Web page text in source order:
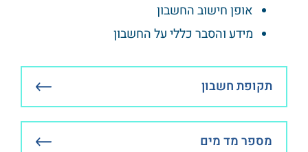
אופן חישוב החשבון
מידע והסבר כללי על החשבון
תקופת חשבון
מספר מד מים